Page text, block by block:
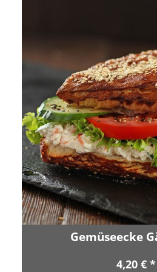
Gemüseecke
4,20 € *